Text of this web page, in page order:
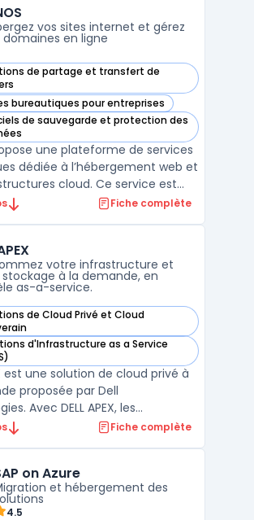
géré exclusivement depuis le
à exécu ...
vos sites internet et gérez
domaines en ligne
de partage et transfert de
dans cette catégorie
bureautiques pour entreprises
dans cette catégorie
de sauvegarde et protection des
dans cette catégorie
une plateforme de services
dédiée à l’hébergement web et
cloud. Ce service est
entreprises souhaitant
en assurant la maîtrise de
Le ...
Fiche complète
votre infrastructure et
à la demande, en
as-a-service.
de Cloud Privé et Cloud
APEX dans cette catégorie
d'Infrastructure as a Service
APEX dans cette catégorie
est une solution de cloud privé à
proposée par Dell
Avec DELL APEX, les
peuvent bénéficier d'une
Grâce à la capacité de
rapidement les ressources, les
Fiche complète
on Azure
et hébergement des
4.5